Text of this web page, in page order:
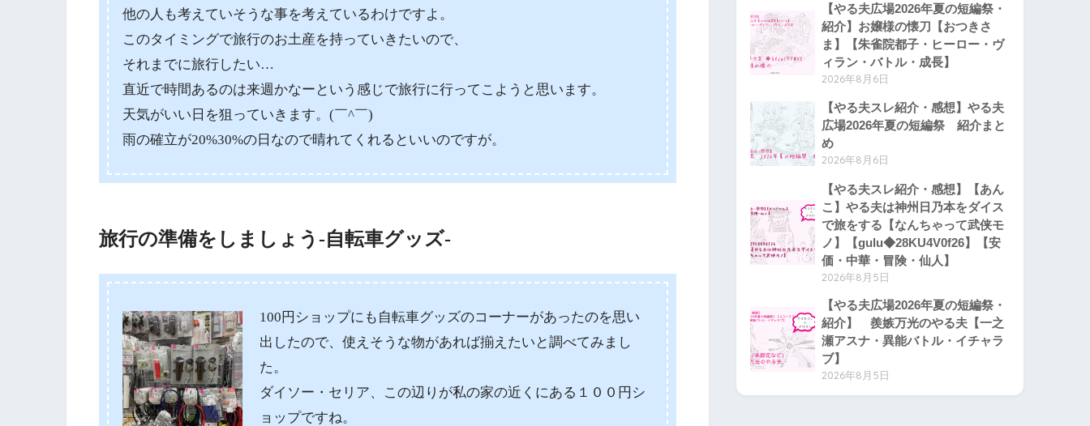
他の人も考えていそうな事を考えているわけですよ。
このタイミングで旅行のお土産を持っていきたいので、
それまでに旅行したい…
直近で時間あるのは来週かなーという感じで旅行に行ってこようと思います。
天気がいい日を狙っていきます。(￣^￣)ゞ
雨の確立が20%30%の日なので晴れてくれるといいのですが。
旅行の準備をしましょう-自転車グッズ-
100円ショップにも自転車グッズのコーナーがあったのを思い
出したので、使えそうな物があれば揃えたいと調べてみまし
た。
ダイソー・セリア、この辺りが私の家の近くにある１００円シ
ョップですね。
【やる夫広場2026年夏の短編祭・
紹介】お嬢様の懐刀【おつきさ
ま】【朱雀院都子・ヒーロー・ヴ
ィラン・バトル・成長】
2026年8月6日
【やる夫スレ紹介・感想】やる夫
広場2026年夏の短編祭 紹介まと
め
2026年8月6日
【やる夫スレ紹介・感想】【あん
こ】やる夫は神州日乃本をダイス
で旅をする【なんちゃって武侠モ
ノ】【gulu◆28KU4V0f26】【安
価・中華・冒険・仙人】
2026年8月5日
【やる夫広場2026年夏の短編祭・
紹介】 羨嫉万光のやる夫【一之
瀬アスナ・異能バトル・イチャラ
ブ】
2026年8月5日